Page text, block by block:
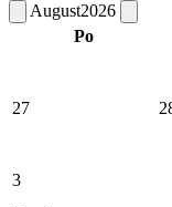
August2026
Po
27
3